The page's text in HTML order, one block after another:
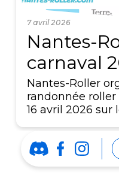
Nantes-
carnaval
7 avril 2026
Nantes-Roller
randonnée
16 avril 2026